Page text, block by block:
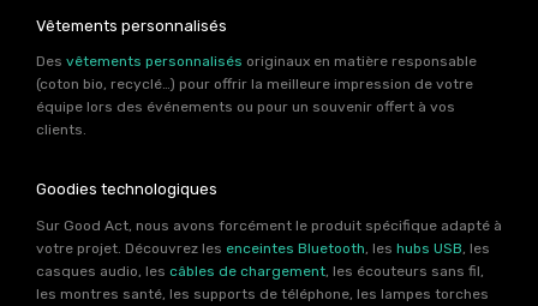
Vêtements personnalisés
Des vêtements personnalisés originaux en matière responsable
(coton bio, recyclé…) pour offrir la meilleure impression de votre
équipe lors des événements ou pour un souvenir offert à vos
clients.
Goodies technologiques
Sur Good Act, nous avons forcément le produit spécifique adapté à
votre projet. Découvrez les enceintes Bluetooth , les hubs USB , les
casques audio, les câbles de chargement , les écouteurs sans fil,
les montres santé, les supports de téléphone, les lampes torches